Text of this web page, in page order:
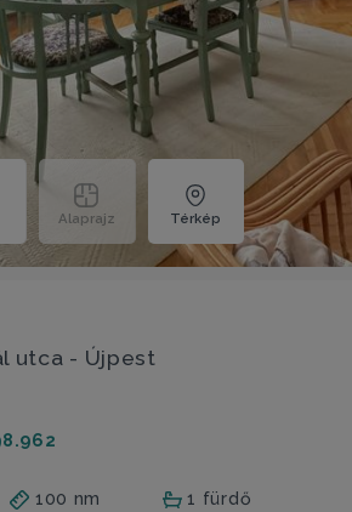
Alaprajz Térkép
utca - Újpest
100 nm 1 fürdő